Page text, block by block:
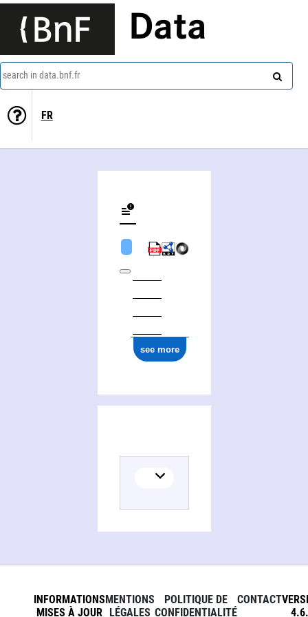
Data
search in data.bnf.fr
FR
see more
INFORMATIONS
MISES À JOUR
MENTIONS
LÉGALES
POLITIQUE DE
CONFIDENTIALITÉ
CONTACT